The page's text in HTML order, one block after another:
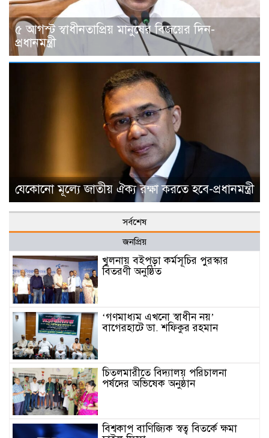
৫ আগস্ট স্বাধীনতাপ্রিয় মানুষের বিজয়ের দিন-
প্রধানমন্ত্রী
যেকোনো মূল্যে জাতীয় ঐক্য রক্ষা করতে হবে-প্রধানমন্ত্রী
সর্বশেষ
জনপ্রিয়
খুলনায় বইপড়া কর্মসূচির পুরস্কার
বিতরণী অনুষ্ঠিত
‘গণমাধ্যম এখনো স্বাধীন নয়’
বাগেরহাটে ডা. শফিকুর রহমান
চিতলমারীতে বিদ্যালয় পরিচালনা
পর্ষদের অভিষেক অনুষ্ঠান
বিশ্বকাপ বাণিজ্যিক স্বত্ব বিতর্কে ক্ষমা